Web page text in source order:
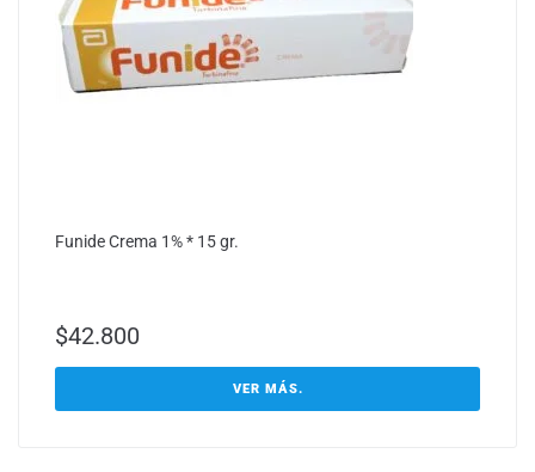
Funide Crema 1% * 15 gr.
$42.800
VER MÁS.